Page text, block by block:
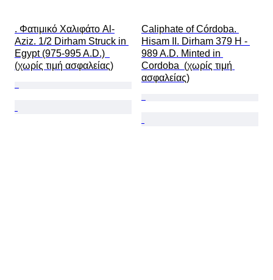
. Φατιμικό Χαλιφάτο Al-
Aziz. 1/2 Dirham Struck in
Egypt (975-995 A.D.)
(χωρίς τιμή ασφαλείας)
Caliphate of Córdoba.
Hisam II. Dirham 379 H -
989 A.D. Minted in
Cordoba  (χωρίς τιμή
ασφαλείας)